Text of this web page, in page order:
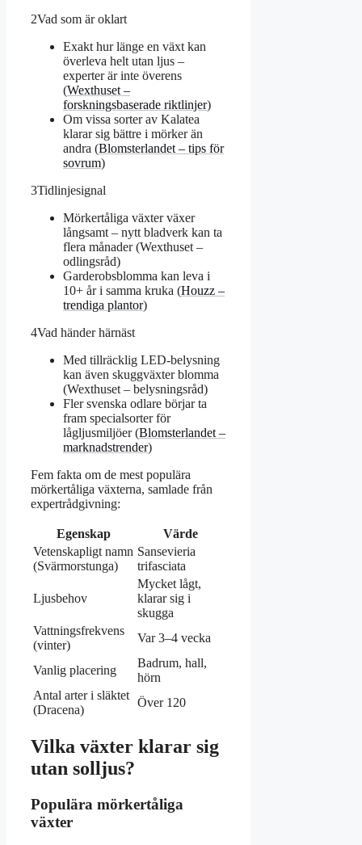
2Vad som är oklart
Exakt hur länge en växt kan
överleva helt utan ljus –
experter är inte överens
(Wexthuset –
forskningsbaserade riktlinjer)
Om vissa sorter av Kalatea
klarar sig bättre i mörker än
andra (Blomsterlandet – tips för
sovrum)
3Tidlinjesignal
Mörkertåliga växter växer
långsamt – nytt bladverk kan ta
flera månader (Wexthuset –
odlingsråd)
Garderobsblomma kan leva i
10+ år i samma kruka (Houzz –
trendiga plantor)
4Vad händer härnäst
Med tillräcklig LED-belysning
kan även skuggväxter blomma
(Wexthuset – belysningsråd)
Fler svenska odlare börjar ta
fram specialsorter för
lågljusmiljöer (Blomsterlandet –
marknadstrender)
Fem fakta om de mest populära
mörkertåliga växterna, samlade från
expertrådgivning:
Egenskap
Värde
Vetenskapligt namn
(Svärmorstunga)
Sansevieria
trifasciata
Ljusbehov
Mycket lågt,
klarar sig i
skugga
Vattningsfrekvens
(vinter)
Var 3–4 vecka
Vanlig placering
Badrum, hall,
hörn
Antal arter i släktet
(Dracena)
Över 120
Vilka växter klarar sig
utan solljus?
Populära mörkertåliga
växter